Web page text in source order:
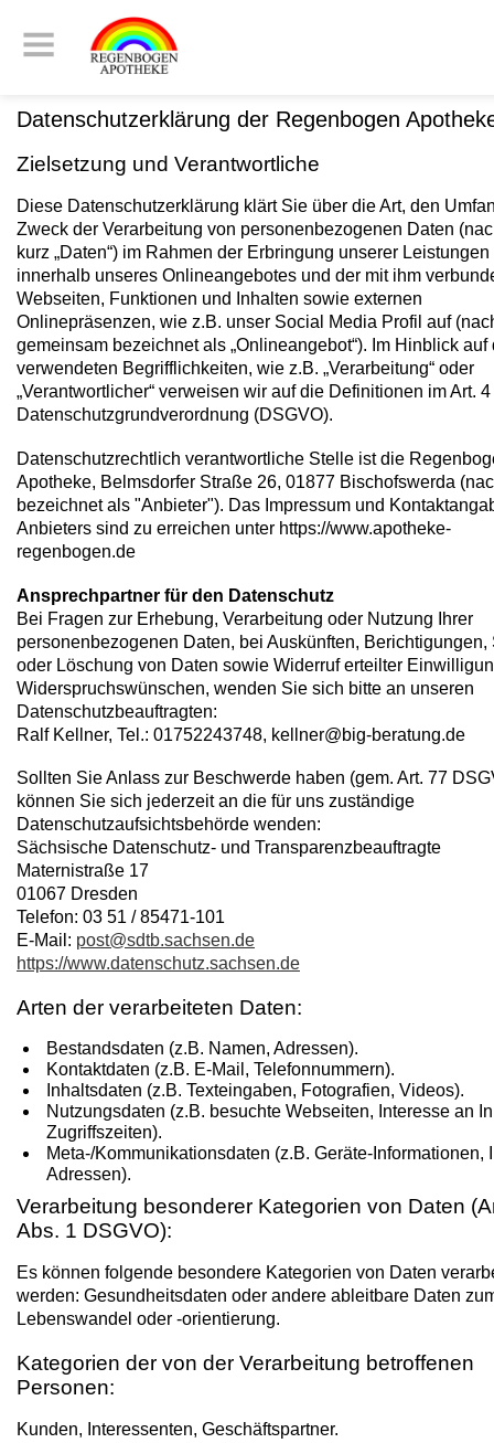
Datenschutzerklärung der Regenbogen
Zielsetzung und Verantwortliche
Diese Datenschutzerklärung klärt Sie über die Art, den
Zweck der Verarbeitung von personenbezogenen Daten
kurz „Daten“) im Rahmen der Erbringung unserer
innerhalb unseres Onlineangebotes und der mit ihm
Webseiten, Funktionen und Inhalten sowie externen
Onlinepräsenzen, wie z.B. unser Social Media Profil auf
gemeinsam bezeichnet als „Onlineangebot“). Im Hinblick auf
verwendeten Begrifflichkeiten, wie z.B. „Verarbeitung“ oder
„Verantwortlicher“ verweisen wir auf die Definitionen im Art.
Datenschutzgrundverordnung (DSGVO).
Datenschutzrechtlich verantwortliche Stelle ist die
Apotheke, Belmsdorfer Straße 26, 01877 Bischofswerda
bezeichnet als "Anbieter"). Das Impressum und
Anbieters sind zu erreichen unter https://www.apotheke-
regenbogen.de
Ansprechpartner für den Datenschutz
Bei Fragen zur Erhebung, Verarbeitung oder Nutzung Ihrer
personenbezogenen Daten, bei Auskünften, Berichtigungen,
oder Löschung von Daten sowie Widerruf erteilter
Widerspruchswünschen, wenden Sie sich bitte an unseren
Datenschutzbeauftragten:
Ralf Kellner, Tel.: 01752243748, kellner@big-beratung.de
Sollten Sie Anlass zur Beschwerde haben (gem. Art. 77
können Sie sich jederzeit an die für uns zuständige
Datenschutzaufsichtsbehörde wenden:
Sächsische Datenschutz- und Transparenzbeauftragte
Maternistraße 17
01067 Dresden
Telefon: 03 51 / 85471-101
E-Mail: post@sdtb.sachsen.de
https://www.datenschutz.sachsen.de
Arten der verarbeiteten Daten:
Bestandsdaten (z.B. Namen, Adressen).
Kontaktdaten (z.B. E-Mail, Telefonnummern).
Inhaltsdaten (z.B. Texteingaben, Fotografien, Videos).
Nutzungsdaten (z.B. besuchte Webseiten, Interesse an
Zugriffszeiten).
Meta-/Kommunikationsdaten (z.B. Geräte-Informationen,
Adressen).
Verarbeitung besonderer Kategorien von Daten
Abs. 1 DSGVO):
Es können folgende besondere Kategorien von Daten
werden: Gesundheitsdaten oder andere ableitbare Daten
Lebenswandel oder -orientierung.
Kategorien der von der Verarbeitung betroffenen
Personen:
Kunden, Interessenten, Geschäftspartner.